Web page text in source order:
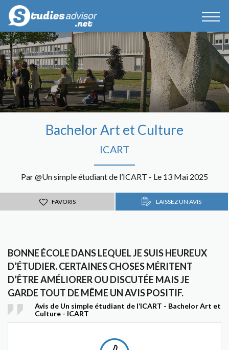
Bachelor Art et Culture
ICART
Par @Un simple étudiant de l’ICART - Le 13 Mai 2025
FAVORIS LAISSEZ UN AVIS
BONNE ÉCOLE DANS LEQUEL JE SUIS HEUREUX
D’ÉTUDIER. CERTAINES CHOSES MÉRITENT
D’ÊTRE AMÉLIORER OU DISCUTÉE MAIS JE
GARDE TOUT DE MÊME UN AVIS POSITIF.
Avis de Un simple étudiant de l’ICART - Bachelor Art et
Culture - ICART